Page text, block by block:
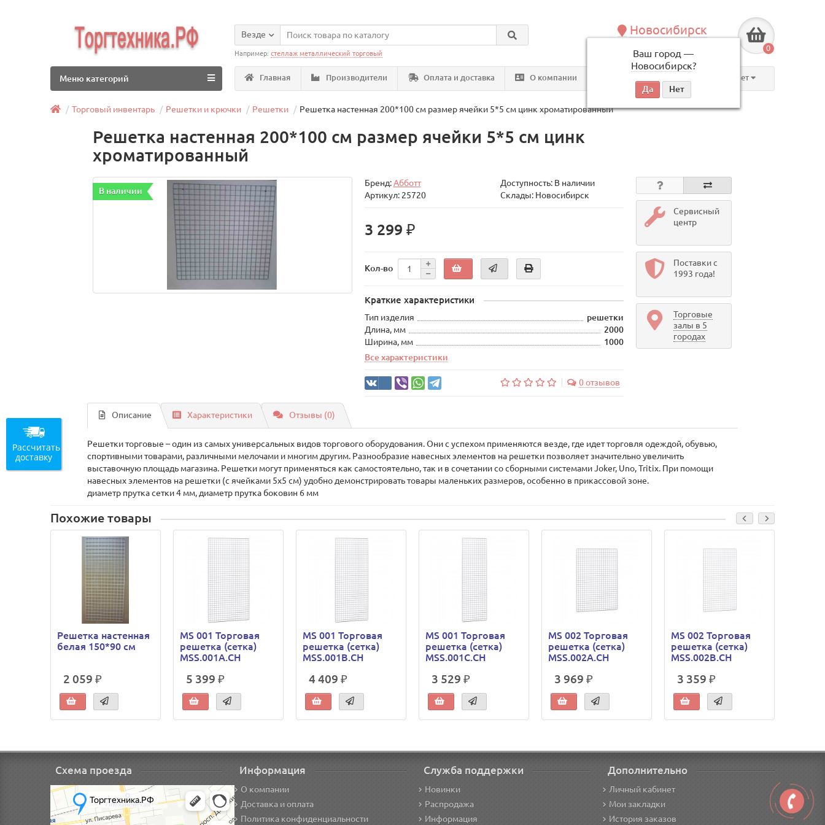
Новосибирск
Ваш город —
Новосибирск?
по будням, с 09:00 до 18:00
0
Везде
Например:стеллаж металлический торговый
Главная Производители Оплата и доставка О компании Личный кабинет
Меню категорий
Торговый инвентарь Решетки и крючки Решетки Решетка настенная 200*100 см размер ячейки 5*5 см цинк хроматированный
Решетка настенная 200*100 см размер ячейки 5*5 см цинк
хроматированный
В наличии
Бренд:Абботт
Доступность: В наличии
Артикул: 25720
Склады: Новосибирск
3 299 ₽
Кол-во
Краткие характеристики
Тип изделия
решетки
Длина, мм
2000
Ширина, мм
1000
Все характеристики
0 отзывов
Сервисный
центр
Поставки с
1993 года!
Торговые
залы в 5
городах
Описание Характеристики Отзывы (0)
Решетки торговые – один из самых универсальных видов торгового оборудования. Они с успехом применяются везде, где идет торговля одеждой, обувью,
спортивными товарами, различными мелочами и многим другим. Разнообразие навесных элементов на решетки позволяет значительно увеличить
выставочную площадь магазина. Решетки могут применяться как самостоятельно, так и в сочетании со сборными системами Joker, Uno, Tritix. При помощи
навесных элементов на решетки (c ячейками 5х5 см) удобно демонстрировать товары маленьких размеров, особенно в прикассовой зоне.
диаметр прутка сетки 4 мм, диаметр прутка боковин 6 мм
Похожие товары
Решетка настенная
белая 150*90 см
2 059 ₽
MS 001 Торговая
решетка (сетка)
MSS.001A.CH
5 399 ₽
MS 001 Торговая
решетка (сетка)
MSS.001B.CH
4 409 ₽
MS 001 Торговая
решетка (сетка)
MSS.001C.CH
3 529 ₽
MS 002 Торговая
решетка (сетка)
MSS.002A.CH
3 969 ₽
MS 002 Торговая
решетка (сетка)
MSS.002B.CH
3 359 ₽
Схема проезда Информация
О компании
Доставка и оплата
Политика конфиденциальности
Служба поддержки
Новинки
Распродажа
Информация
Дополнительно
Личный кабинет
Мои закладки
История заказов
Рассчитать
доставку